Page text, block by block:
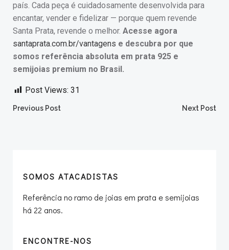
país. Cada peça é cuidadosamente desenvolvida para
encantar, vender e fidelizar — porque quem revende
Santa Prata, revende o melhor. Acesse agora
santaprata.com.br/vantagens e descubra por que
somos referência absoluta em prata 925 e
semijoias premium no Brasil.
Post Views: 31
Post
Previous Post Next Post
SOMOS ATACADISTAS
Referência no ramo de joias em prata e semijoias
há 22 anos.
ENCONTRE-NOS